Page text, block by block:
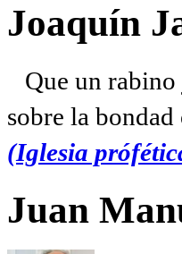
Joaquín
Que un
sobre la
(Iglesia
Juan